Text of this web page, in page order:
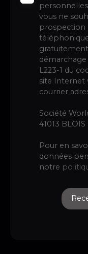
vous ne
prospection
L223-1 du
site Internet
courrier
Société
41013 BLOIS
Pour en
données
notre